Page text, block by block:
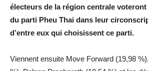
électeurs de la région centrale
du parti Pheu Thai dans leur
d’entre eux qui choisissent ce parti.
Viennent ensuite Move Forward (19,98